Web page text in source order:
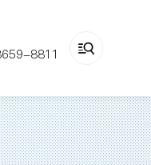
8811 